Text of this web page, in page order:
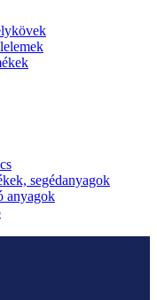
segédanyagok
anyagok